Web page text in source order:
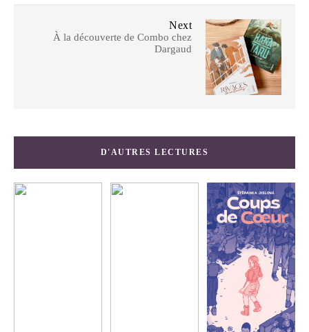
Next
À la découverte de Combo chez
Dargaud
D'AUTRES LECTURES